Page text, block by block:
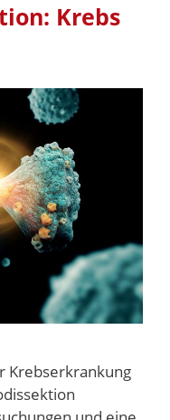
Krebs
Krebserkrankung